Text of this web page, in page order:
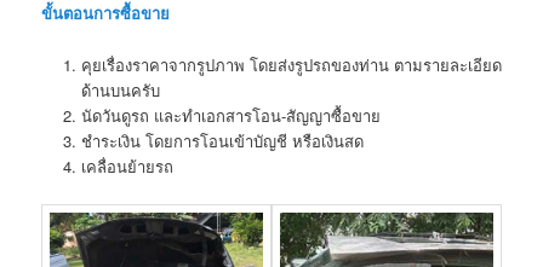
ขั้นตอนการซื้อขาย
คุยเรื่องราคาจากรูปภาพ โดยส่งรูปรถของท่าน ตามรายละเอียด
ด้านบนครับ
นัดวันดูรถ และทำเอกสารโอน-สัญญาซื้อขาย
ชำระเงิน โดยการโอนเข้าบัญชี หรือเงินสด
เคลื่อนย้ายรถ